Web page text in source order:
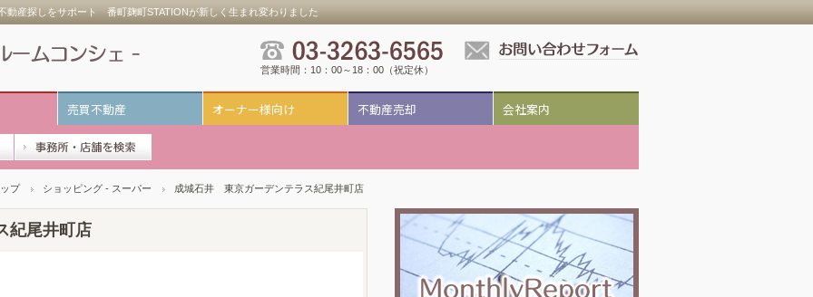
動産探しをサポート 番町麹町STATIONが新しく生まれ変わりました
営業時間：10：00～18：00（祝定休）
売買不動産 オーナー様向け 不動産売却 会社案内
プ ショッピング - スーパー 成城石井 東京ガーデンテラス紀尾井町店
紀尾井町店